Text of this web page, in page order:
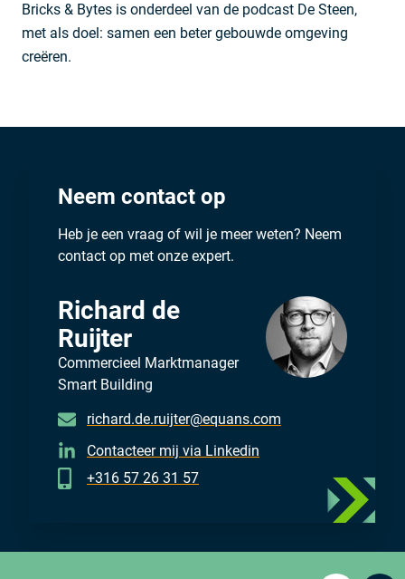
Bricks & Bytes is onderdeel van de podcast De Steen,
met als doel: samen een beter gebouwde omgeving
creëren.
Neem contact op
Heb je een vraag of wil je meer weten? Neem
contact op met onze expert.
Richard de
Ruijter
Commercieel Marktmanager
Smart Building
richard.de.ruijter@equans.com
Contacteer mij via Linkedin
+316 57 26 31 57